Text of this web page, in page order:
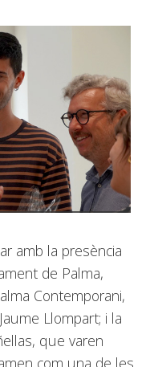
amb la presència
de Palma,
Contemporani,
Llompart; i la
que varen
com una de les